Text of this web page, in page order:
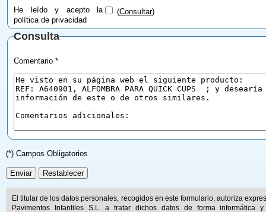
He leído y acepto la
política de privacidad
(Consultar)
Consulta
Comentario *
(*) Campos Obligatorios
El titular de los datos personales, recogidos en este formulario, autoriza
Pavimentos Infantiles S.L. a tratar dichos datos de forma informática y